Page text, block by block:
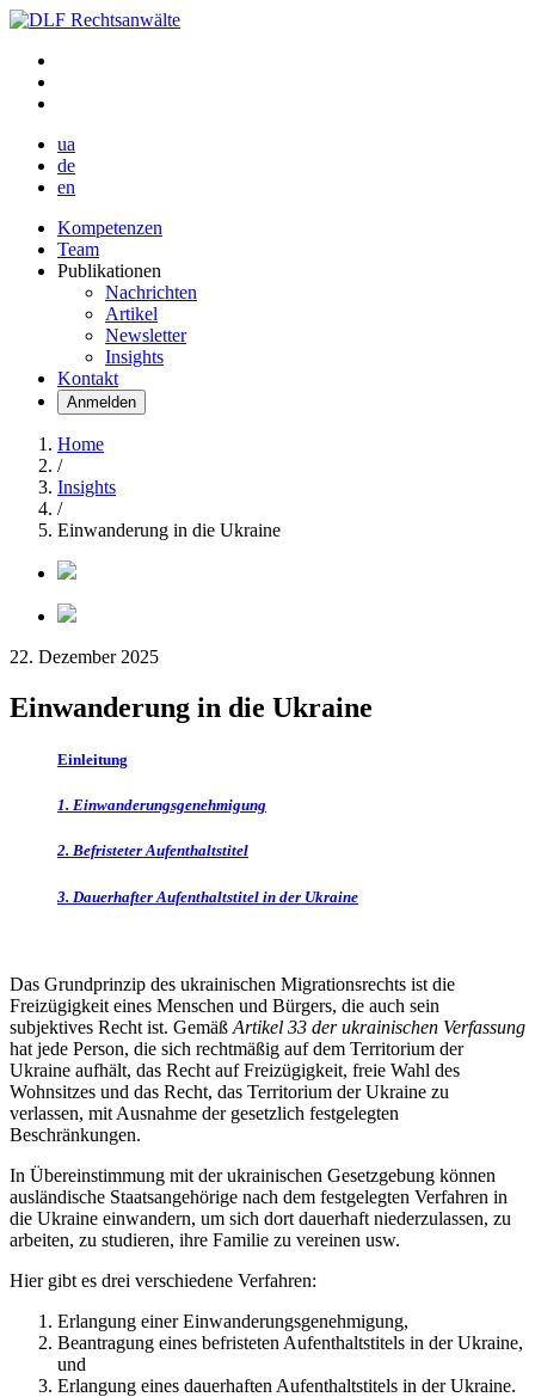
ua
de
en
Kompetenzen
Team
Publikationen
Nachrichten
Artikel
Newsletter
Insights
Kontakt
Anmelden
Home
/
Insights
/
Einwanderung in die Ukraine
22. Dezember 2025
Einwanderung in die Ukraine
Einleitung
1. Einwanderungsgenehmigung
2. Befristeter Aufenthaltstitel
3. Dauerhafter Aufenthaltstitel in der Ukraine
Das Grundprinzip des ukrainischen Migrationsrechts ist die
Freizügigkeit eines Menschen und Bürgers, die auch sein
subjektives Recht ist. Gemäß Artikel 33 der ukrainischen Verfassung
hat jede Person, die sich rechtmäßig auf dem Territorium der
Ukraine aufhält, das Recht auf Freizügigkeit, freie Wahl des
Wohnsitzes und das Recht, das Territorium der Ukraine zu
verlassen, mit Ausnahme der gesetzlich festgelegten
Beschränkungen.
In Übereinstimmung mit der ukrainischen Gesetzgebung können
ausländische Staatsangehörige nach dem festgelegten Verfahren in
die Ukraine einwandern, um sich dort dauerhaft niederzulassen, zu
arbeiten, zu studieren, ihre Familie zu vereinen usw.
Hier gibt es drei verschiedene Verfahren:
Erlangung einer Einwanderungsgenehmigung,
Beantragung eines befristeten Aufenthaltstitels in der Ukraine,
und
Erlangung eines dauerhaften Aufenthaltstitels in der Ukraine.